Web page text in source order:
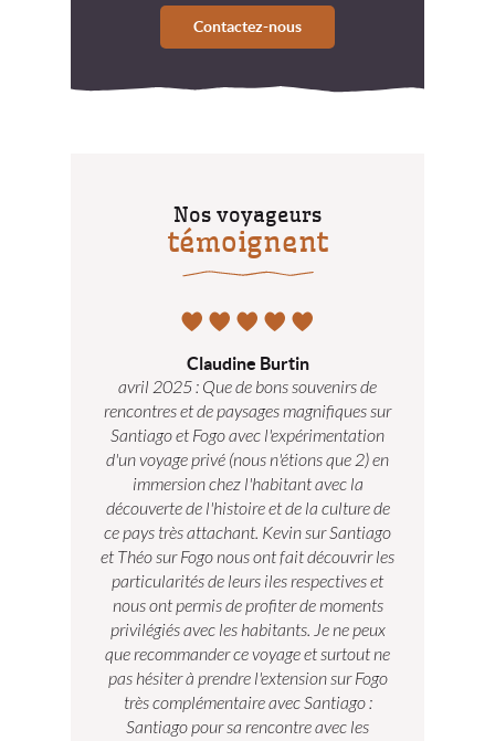
Contactez-nous
Nos voyageurs
témoignent
5
5
Claudine Burtin
avril 2025 : Que de bons souvenirs de
rencontres et de paysages magnifiques sur
Santiago et Fogo avec l'expérimentation
d'un voyage privé (nous n'étions que 2) en
immersion chez l'habitant avec la
découverte de l'histoire et de la culture de
ce pays très attachant. Kevin sur Santiago
et Théo sur Fogo nous ont fait découvrir les
particularités de leurs iles respectives et
nous ont permis de profiter de moments
privilégiés avec les habitants. Je ne peux
que recommander ce voyage et surtout ne
pas hésiter à prendre l'extension sur Fogo
très complémentaire avec Santiago :
Santiago pour sa rencontre avec les